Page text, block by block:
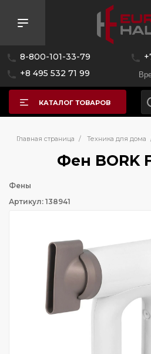
8-800-101-33-79
+8 495 532 71 99
КАТАЛОГ ТОВАРОВ
Главная страница / Техника для дома
Фен BORK
Фены
Артикул: 138941